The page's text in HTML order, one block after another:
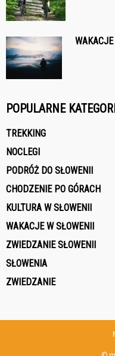
POPULARNE
TREKKING
NOCLEGI
PODRÓŻ DO SŁOWENII
CHODZENIE PO GÓRACH
KULTURA W SŁOWENII
WAKACJE W SŁOWENII
ZWIEDZANIE SŁOWENII
SŁOWENIA
ZWIEDZANIE